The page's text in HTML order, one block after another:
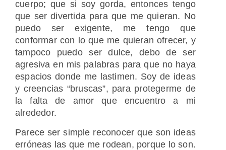
cuerpo; que si soy gorda, entonces tengo
que ser divertida para que me quieran. No
puedo ser exigente, me tengo que
conformar con lo que me quieran ofrecer, y
tampoco puedo ser dulce, debo de ser
agresiva en mis palabras para que no haya
espacios donde me lastimen. Soy de ideas
y creencias “bruscas”, para protegerme de
la falta de amor que encuentro a mi
alrededor.
Parece ser simple reconocer que son ideas
erróneas las que me rodean, porque lo son.